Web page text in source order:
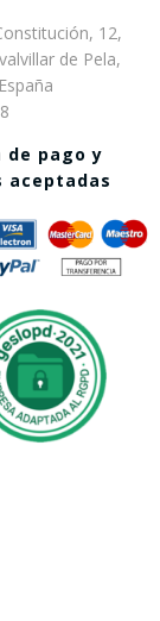
12,
de Pela,
de pago y